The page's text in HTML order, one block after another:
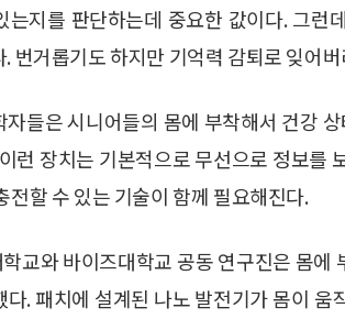
는지를 판단하는데 중요한 값이다. 그런
번거롭기도 하지만 기억력 감퇴로 잊어
자들은 시니어들의 몸에 부착해서 건강
런 장치는 기본적으로 무선으로 정보를
전할 수 있는 기술이 함께 필요해진다.
교와 바이즈대학교 공동 연구진은 몸에
다. 패치에 설계된 나노 발전기가 몸이